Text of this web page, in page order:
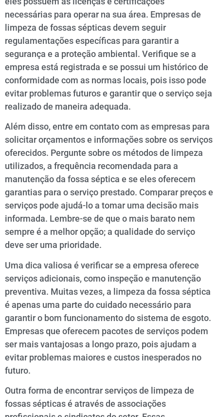
necessárias para operar na sua área. Empresas de
limpeza de fossas sépticas devem seguir
regulamentações específicas para garantir a
segurança e a proteção ambiental. Verifique se a
empresa está registrada e se possui um histórico de
conformidade com as normas locais, pois isso pode
evitar problemas futuros e garantir que o serviço seja
realizado de maneira adequada.
Além disso, entre em contato com as empresas para
solicitar orçamentos e informações sobre os serviços
oferecidos. Pergunte sobre os métodos de limpeza
utilizados, a frequência recomendada para a
manutenção da fossa séptica e se eles oferecem
garantias para o serviço prestado. Comparar preços e
serviços pode ajudá-lo a tomar uma decisão mais
informada. Lembre-se de que o mais barato nem
sempre é a melhor opção; a qualidade do serviço
deve ser uma prioridade.
Uma dica valiosa é verificar se a empresa oferece
serviços adicionais, como inspeção e manutenção
preventiva. Muitas vezes, a limpeza da fossa séptica
é apenas uma parte do cuidado necessário para
garantir o bom funcionamento do sistema de esgoto.
Empresas que oferecem pacotes de serviços podem
ser mais vantajosas a longo prazo, pois ajudam a
evitar problemas maiores e custos inesperados no
futuro.
Outra forma de encontrar serviços de limpeza de
fossas sépticas é através de associações